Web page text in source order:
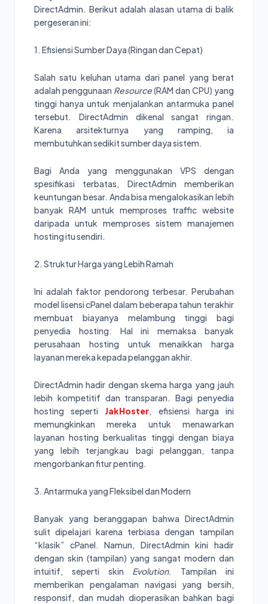
DirectAdmin. Berikut adalah alasan utama di balik
pergeseran ini:
1. Efisiensi Sumber Daya (Ringan dan Cepat)
Salah satu keluhan utama dari panel yang berat
adalah penggunaan Resource(RAM dan CPU) yang
tinggi hanya untuk menjalankan antarmuka panel
tersebut. DirectAdmin dikenal sangat ringan.
Karena arsitekturnya yang ramping, ia
membutuhkan sedikit sumber daya sistem.
Bagi Anda yang menggunakan VPS dengan
spesifikasi terbatas, DirectAdmin memberikan
keuntungan besar. Anda bisa mengalokasikan lebih
banyak RAM untuk memproses traffic website
daripada untuk memproses sistem manajemen
hosting itu sendiri.
2. Struktur Harga yang Lebih Ramah
Ini adalah faktor pendorong terbesar. Perubahan
model lisensi cPanel dalam beberapa tahun terakhir
membuat biayanya melambung tinggi bagi
penyedia hosting. Hal ini memaksa banyak
perusahaan hosting untuk menaikkan harga
layanan mereka kepada pelanggan akhir.
DirectAdmin hadir dengan skema harga yang jauh
lebih kompetitif dan transparan. Bagi penyedia
hosting seperti JakHoster, efisiensi harga ini
memungkinkan mereka untuk menawarkan
layanan hosting berkualitas tinggi dengan biaya
yang lebih terjangkau bagi pelanggan, tanpa
mengorbankan fitur penting.
3. Antarmuka yang Fleksibel dan Modern
Banyak yang beranggapan bahwa DirectAdmin
sulit dipelajari karena terbiasa dengan tampilan
“klasik” cPanel. Namun, DirectAdmin kini hadir
dengan skin (tampilan) yang sangat modern dan
intuitif, seperti skin Evolution. Tampilan ini
memberikan pengalaman navigasi yang bersih,
responsif, dan mudah dioperasikan bahkan bagi